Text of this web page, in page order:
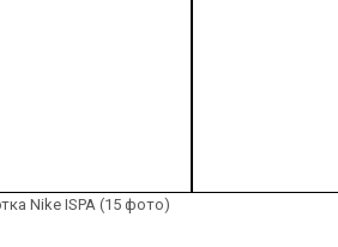
Nike ISPA (15 фото)